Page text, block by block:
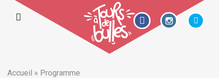
Accueil » Programme